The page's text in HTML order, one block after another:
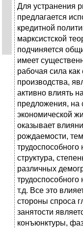
Для устранения
предлагается
кредитной
марксистской
подчиняется
имеет
рабочая сила
производства,
активно влиять
предложения,
экономической
оказывает
рождаемости,
трудоспособного
структура,
различных
т.д. Все это
стороны спроса
занятости
конъюнктуры,